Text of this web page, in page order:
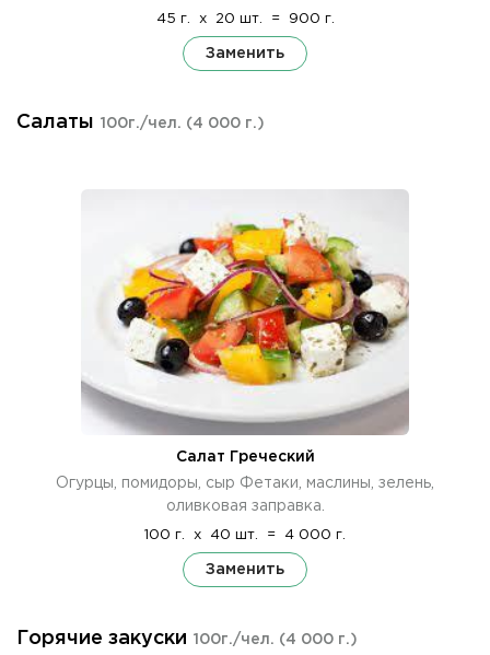
45 г. x 20 шт. = 900 г.
Заменить
Салаты 100г./чел. (4 000 г.)
Салат Греческий
Огурцы, помидоры, сыр Фетаки, маслины, зелень,
оливковая заправка.
100 г. x 40 шт. = 4 000 г.
Заменить
Горячие закуски 100г./чел. (4 000 г.)